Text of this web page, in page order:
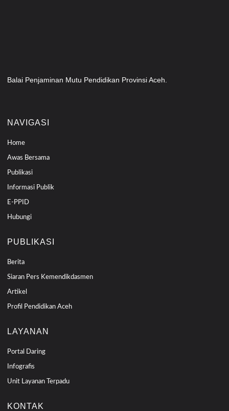
Balai Penjaminan Mutu Pendidikan Provinsi Aceh.
NAVIGASI
Home
Awas Bersama
Publikasi
Informasi Publik
E-PPID
Hubungi
PUBLIKASI
Berita
Siaran Pers Kemendikdasmen
Artikel
Profil Pendidikan Aceh
LAYANAN
Portal Daring
Infografis
Unit Layanan Terpadu
KONTAK